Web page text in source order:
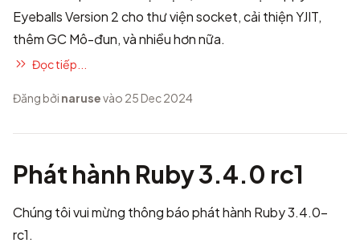
Eyeballs Version 2 cho thư viện socket, cải thiện YJIT,
thêm GC Mô-đun, và nhiều hơn nữa.
Đọc tiếp...
Đăng bởi narusevào 25 Dec 2024
Phát hành Ruby 3.4.0 rc1
Chúng tôi vui mừng thông báo phát hành Ruby 3.4.0-
rc1.